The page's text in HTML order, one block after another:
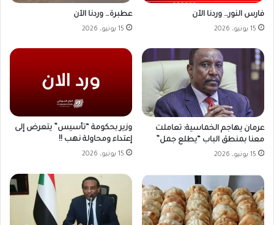
فارس النور… وردنا الآن
15 يونيو، 2026
عطبرة… وردنا الآن
15 يونيو، 2026
عرمان يهاجم الخماسية: تعاملت
معنا بمنطق الباب “يطلع جمل”
15 يونيو، 2026
وزير بحكومة “تأسيس” يتعرض إلى
إعتداء ومحاولة نهب !!
15 يونيو، 2026